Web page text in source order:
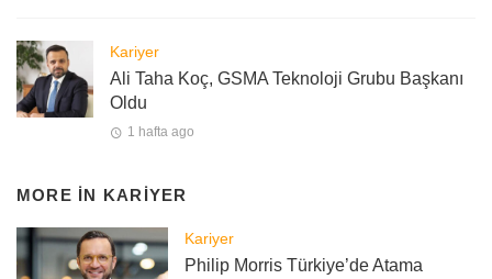
Kariyer
Ali Taha Koç, GSMA Teknoloji Grubu Başkanı
Oldu
1 hafta ago
MORE IN KARIYER
Kariyer
Philip Morris Türkiye’de Atama